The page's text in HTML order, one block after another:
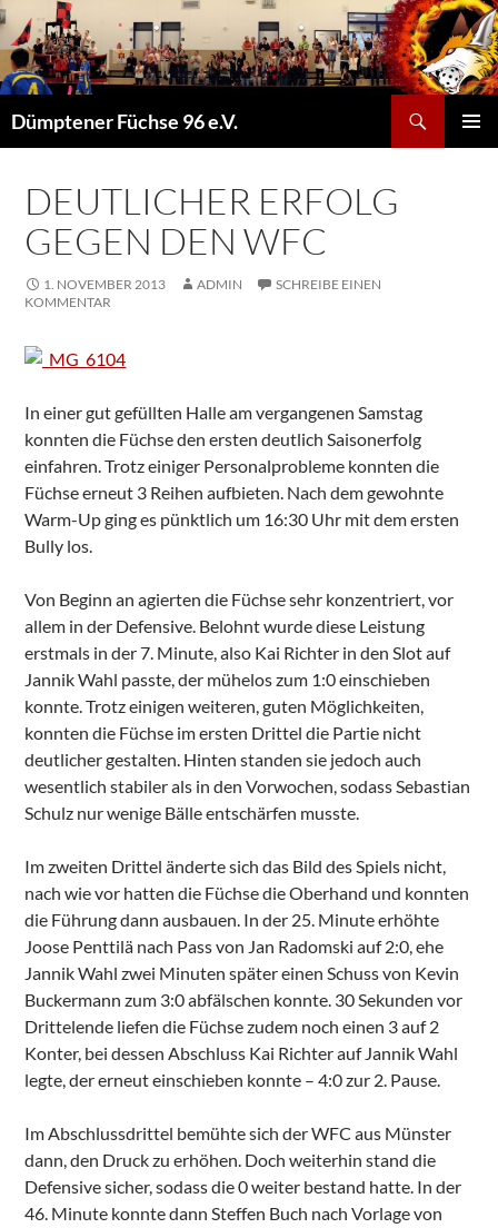
Dümptener Füchse 96 e.V.
SPRINGEN
DEUTLICHER ERFOLG
GEGEN DEN WFC
1. NOVEMBER 2013 ADMIN
SCHREIBE EINEN
KOMMENTAR
In einer gut gefüllten Halle am vergangenen Samstag
konnten die Füchse den ersten deutlich Saisonerfolg
einfahren. Trotz einiger Personalprobleme konnten die
Füchse erneut 3 Reihen aufbieten. Nach dem gewohnte
Warm-Up ging es pünktlich um 16:30 Uhr mit dem ersten
Bully los.
Von Beginn an agierten die Füchse sehr konzentriert, vor
allem in der Defensive. Belohnt wurde diese Leistung
erstmals in der 7. Minute, also Kai Richter in den Slot auf
Jannik Wahl passte, der mühelos zum 1:0 einschieben
konnte. Trotz einigen weiteren, guten Möglichkeiten,
konnten die Füchse im ersten Drittel die Partie nicht
deutlicher gestalten. Hinten standen sie jedoch auch
wesentlich stabiler als in den Vorwochen, sodass Sebastian
Schulz nur wenige Bälle entschärfen musste.
Im zweiten Drittel änderte sich das Bild des Spiels nicht,
nach wie vor hatten die Füchse die Oberhand und konnten
die Führung dann ausbauen. In der 25. Minute erhöhte
Joose Penttilä nach Pass von Jan Radomski auf 2:0, ehe
Jannik Wahl zwei Minuten später einen Schuss von Kevin
Buckermann zum 3:0 abfälschen konnte. 30 Sekunden vor
Drittelende liefen die Füchse zudem noch einen 3 auf 2
Konter, bei dessen Abschluss Kai Richter auf Jannik Wahl
legte, der erneut einschieben konnte – 4:0 zur 2. Pause.
Im Abschlussdrittel bemühte sich der WFC aus Münster
dann, den Druck zu erhöhen. Doch weiterhin stand die
Defensive sicher, sodass die 0 weiter bestand hatte. In der
46. Minute konnte dann Steffen Buch nach Vorlage von